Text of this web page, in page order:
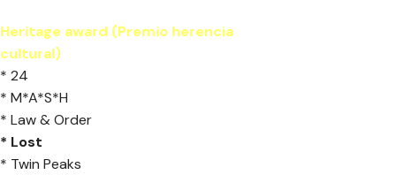
Heritage award (Premio herencia
cultural)
* 24
* M*A*S*H
* Law & Order
* Lost
* Twin Peaks